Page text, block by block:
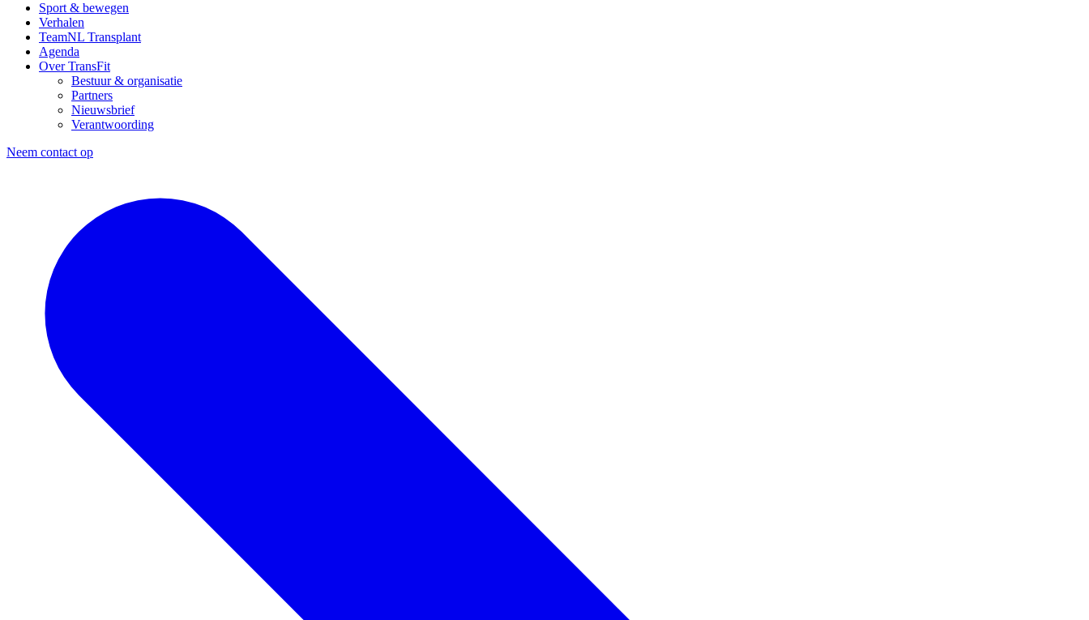
Sport & bewegen
Verhalen
TeamNL Transplant
Agenda
Over TransFit
Bestuur & organisatie
Partners
Nieuwsbrief
Verantwoording
Neem contact op